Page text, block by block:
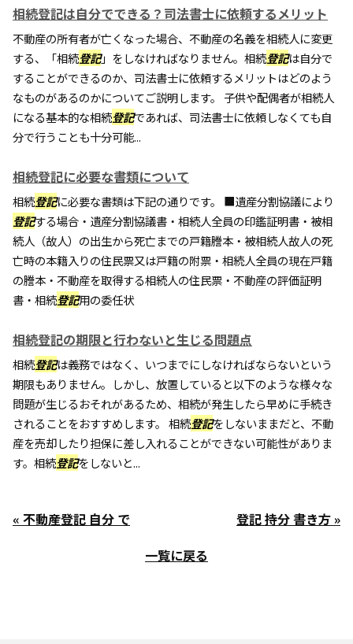
相続登記は自分でできる？司法書士に依頼するメリット
不動産の所有者が亡くなった場合、不動産の名義を相続人に変更
する、「相続登記」をしなければなりません。相続登記は自分で
することができるのか、司法書士に依頼するメリットはどのよう
なものがあるのかについてご説明します。 子供や配偶者が相続人
になる基本的な相続登記であれば、司法書士に依頼しなくても自
分で行うことも十分可能...
相続登記に必要な書類について
相続登記に必要な書類は下記の通りです。 ■遺産分割協議により
登記する場合・遺産分割協議書・相続人全員の印鑑証明書・被相
続人（故人）の出生から死亡までの戸籍謄本・被相続人故人の死
亡時の本籍入りの住民票又は戸籍の附票・相続人全員の現在戸籍
の謄本・不動産を取得する相続人の住民票・不動産の評価証明
書・相続登記用の委任状
相続登記の期限と行わないと生じる問題点
相続登記は義務ではなく、いつまでにしなければならないという
期限もありません。しかし、放置していると以下のような様々な
問題が生じるおそれがあるため、相続が発生したら早めに手続き
されることをおすすめします。 相続登記をしないままだと、不動
産を売却したり担保に差し入れることができない可能性がありま
す。相続登記をしないと...
« 不動産登記 自分 で
登記 持分 書き方 »
一覧に戻る